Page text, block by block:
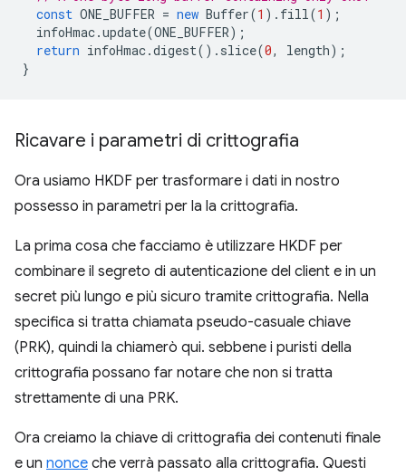
const ONE_BUFFER = new Buffer(1 ). fill(1 );
infoHmac.update(ONE_BUFFER);
return infoHmac.digest(). slice(0, length);
}
Ricavare i parametri di crittografia
Ora usiamo HKDF per trasformare i dati in nostro
possesso in parametri per la la crittografia.
La prima cosa che facciamo è utilizzare HKDF per
combinare il segreto di autenticazione del client e in un
secret più lungo e più sicuro tramite crittografia. Nella
specifica si tratta chiamata pseudo-casuale chiave
(PRK), quindi la chiamerò qui. sebbene i puristi della
crittografia possano far notare che non si tratta
strettamente di una PRK.
Ora creiamo la chiave di crittografia dei contenuti finale
e un nonce che verrà passato alla crittografia. Questi